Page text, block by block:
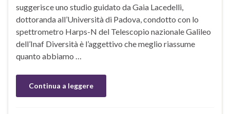
suggerisce uno studio guidato da Gaia Lacedelli,
dottoranda all’Università di Padova, condotto con lo
spettrometro Harps-N del Telescopio nazionale Galileo
dell’Inaf Diversità è l’aggettivo che meglio riassume
quanto abbiamo …
Continua a leggere